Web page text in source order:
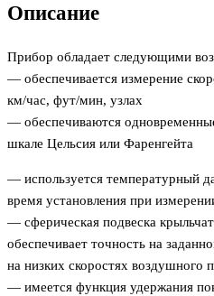
Описание
Прибор обладает следующими
— обеспечивается измерение
км/час, фут/мин, узлах
— обеспечиваются
шкале Цельсия или Фаренгейта
— используется температурный
время установления при
— сферическая подвеска
обеспечивает точность на
на низких скоростях воздушного
— имеется функция удержания